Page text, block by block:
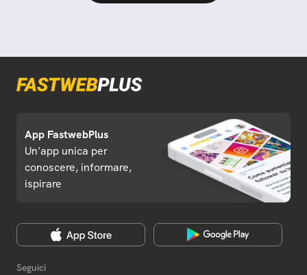
App FastwebPlus
Un'app unica per
conoscere, informare,
ispirare
Seguici